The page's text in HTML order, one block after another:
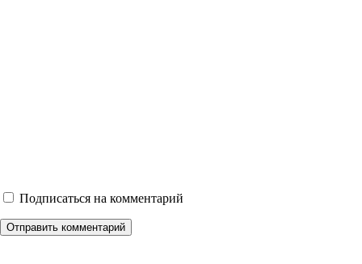
Подписаться на комментарий
Отправить комментарий